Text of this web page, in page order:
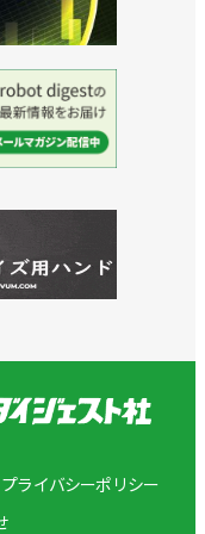
プライバシーポリシー